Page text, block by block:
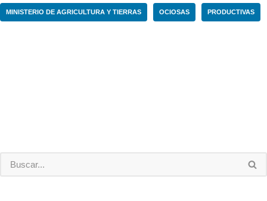
MINISTERIO DE AGRICULTURA Y TIERRAS OCIOSAS PRODUCTIVAS